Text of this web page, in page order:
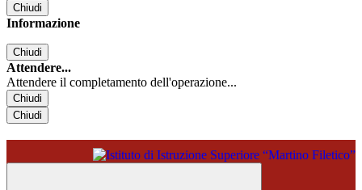
Chiudi
Informazione
Chiudi
Attendere...
Attendere il completamento dell'operazione...
Chiudi
Chiudi